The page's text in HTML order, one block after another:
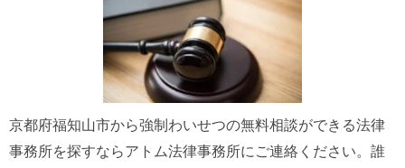
京都府福知山市から強制わいせつの無料相談ができる法律
事務所を探すならアトム法律事務所にご連絡ください。誰